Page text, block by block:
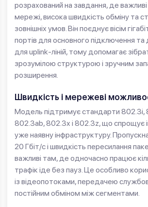
розрахований на завдання, де
мережі, висока швидкість обміну та
зовнішніх умов. Він поєднує вісім
портів для основного підключення
для uplink-ліній, тому допомагає
зрозумілою структурою і зручним
розширення.
Швидкість і мережеві
Модель підтримує стандарти 802.3i,
802.3ab, 802.3x і 802.3z, що спрощує
уже наявну інфраструктуру.
20 Гбіт/с і швидкість пересилання
важливі там, де одночасно працює
трафік іде без пауз. Це особливо
із відеопотоками, передачею
постійним обміном між сегментами.